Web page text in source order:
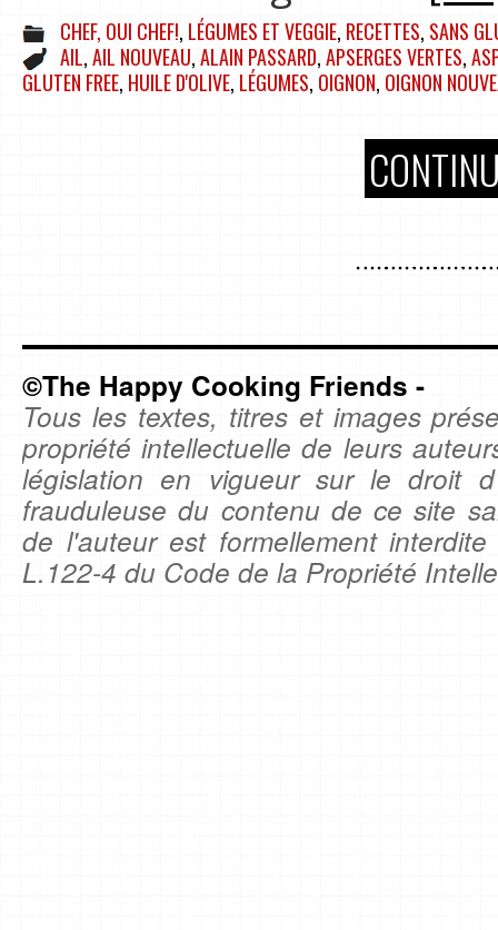
CHEF, OUI CHEF!, LÉGUMES ET VEGGIE, RECETTES, SANS
AIL,AIL NOUVEAU,ALAIN PASSARD,APSERGES VERTES,
GLUTEN FREE, HUILE D'OLIVE, LÉGUMES, OIGNON, OIGNON
©The Happy Cooking Friends -
Tous les textes, titres et images
propriété intellectuelle de leurs
législation en vigueur sur le droit
frauduleuse du contenu de ce site
de l'auteur est formellement
L.122-4 du Code de la Propriété